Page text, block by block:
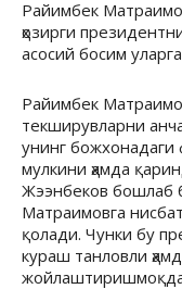
Райимбек
ҳозирги
асосий босим
Райимбек
текширувларни
унинг
мулкини ҳамда
Жээнбеков бошлаб
Матраимовга
қолади. Чунки бу
кураш танловли
жойлаштиришмоқда